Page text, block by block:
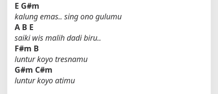
E G#m
kalung emas.. sing ono gulumu
A B E
saiki wis malih dadi biru..
F#m B
luntur koyo tresnamu
G#m C#m
luntur koyo atimu